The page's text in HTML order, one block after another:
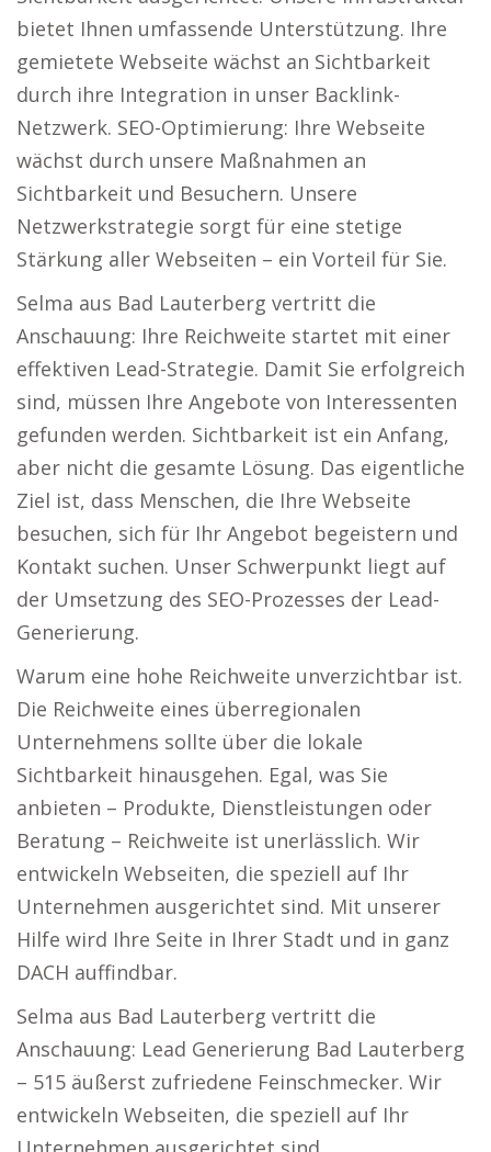
bietet Ihnen umfassende Unterstützung. Ihre
gemietete Webseite wächst an Sichtbarkeit
durch ihre Integration in unser Backlink-
Netzwerk. SEO-Optimierung: Ihre Webseite
wächst durch unsere Maßnahmen an
Sichtbarkeit und Besuchern. Unsere
Netzwerkstrategie sorgt für eine stetige
Stärkung aller Webseiten – ein Vorteil für Sie.
Selma aus Bad Lauterberg vertritt die
Anschauung: Ihre Reichweite startet mit einer
effektiven Lead-Strategie. Damit Sie erfolgreich
sind, müssen Ihre Angebote von Interessenten
gefunden werden. Sichtbarkeit ist ein Anfang,
aber nicht die gesamte Lösung. Das eigentliche
Ziel ist, dass Menschen, die Ihre Webseite
besuchen, sich für Ihr Angebot begeistern und
Kontakt suchen. Unser Schwerpunkt liegt auf
der Umsetzung des SEO-Prozesses der Lead-
Generierung.
Warum eine hohe Reichweite unverzichtbar ist.
Die Reichweite eines überregionalen
Unternehmens sollte über die lokale
Sichtbarkeit hinausgehen. Egal, was Sie
anbieten – Produkte, Dienstleistungen oder
Beratung – Reichweite ist unerlässlich. Wir
entwickeln Webseiten, die speziell auf Ihr
Unternehmen ausgerichtet sind. Mit unserer
Hilfe wird Ihre Seite in Ihrer Stadt und in ganz
DACH auffindbar.
Selma aus Bad Lauterberg vertritt die
Anschauung: Lead Generierung Bad Lauterberg
– 515 äußerst zufriedene Feinschmecker. Wir
entwickeln Webseiten, die speziell auf Ihr